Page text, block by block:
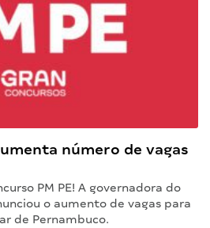
número de vagas
PM PE! A governadora do
o aumento de vagas para
de Pernambuco.